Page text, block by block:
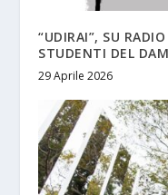
“UDIRAI”, SU
STUDENTI DEL
29 Aprile 2026